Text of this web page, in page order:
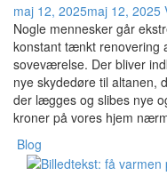
maj 12, 2025maj 12, 2025
Nogle mennesker går
konstant tænkt renovering
soveværelse. Der bliver
nye skydedøre til altanen,
der lægges og slibes nye
kroner på vores hjem
Blog